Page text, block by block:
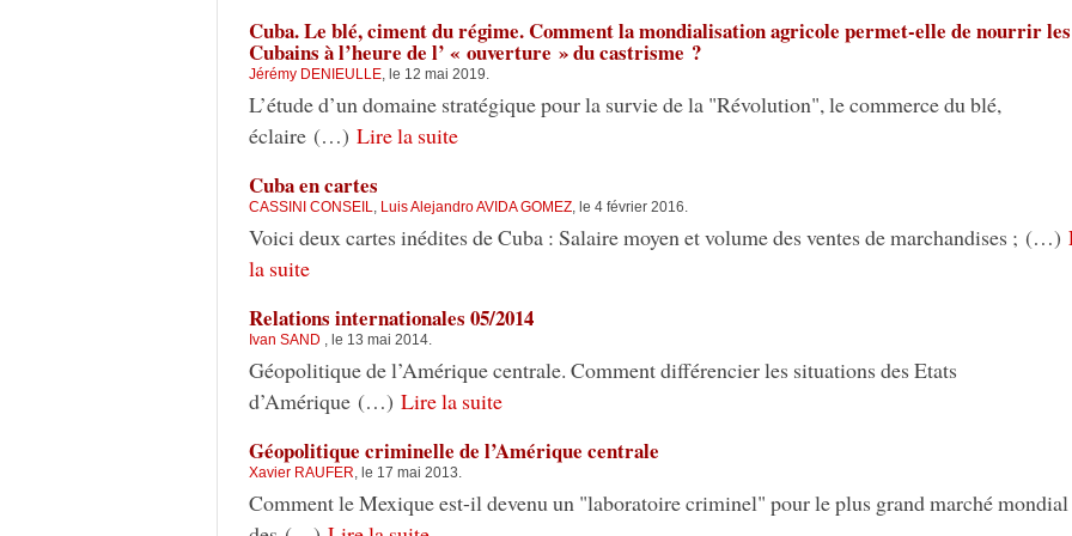
Cuba. Le blé, ciment du régime. Comment la mondialisation agricole permet-elle de nourrir les
Cubains à l’heure de l’ « ouverture » du castrisme ?
Jérémy DENIEULLE, le 12 mai 2019.
L’étude d’un domaine stratégique pour la survie de la "Révolution", le commerce du blé,
éclaire (…) Lire la suite
Cuba en cartes
CASSINI CONSEIL Luis Alejandro AVIDA GOMEZ, le 4 février 2016.
Voici deux cartes inédites de Cuba : Salaire moyen et volume des ventes de marchandises ; (…)
la suite
Relations internationales 05/2014
Ivan SAND , le 13 mai 2014.
Géopolitique de l’Amérique centrale. Comment différencier les situations des Etats
d’Amérique (…) Lire la suite
Géopolitique criminelle de l’Amérique centrale
Xavier RAUFER , le 17 mai 2013.
Comment le Mexique est-il devenu un "laboratoire criminel" pour le plus grand marché mondial